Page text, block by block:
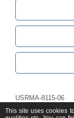
USRMA-8115-06
This site uses cookies